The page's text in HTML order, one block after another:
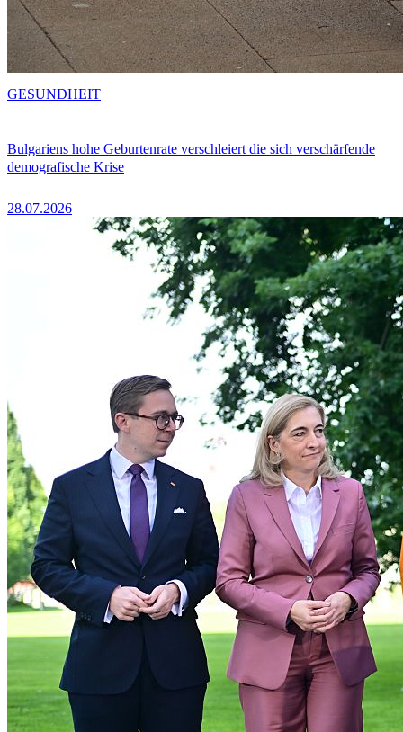
Bulgariens hohe Geburtenrate verschleiert die sich verschärfende
demografische Krise
28.07.2026
GESUNDHEIT